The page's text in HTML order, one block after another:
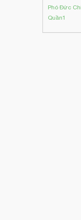
Phó Đức
Quần1